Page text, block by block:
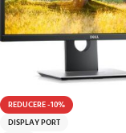
REDUCERE -10%
DISPLAY PORT